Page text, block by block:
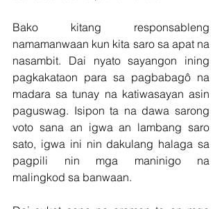
Bako kitang responsableng
namamanwaan kun kita saro sa apat na
nasambit. Dai nyato sayangon ining
pagkakataon para sa pagbabagô na
madara sa tunay na katiwasayan asin
paguswag. Isipon ta na dawa sarong
voto sana an igwa an lambang saro
sato, igwa ini nin dakulang halaga sa
pagpili nin mga maninigo na
malingkod sa banwaan.